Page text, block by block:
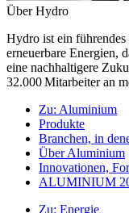
Über Hydro
Hydro ist ein
erneuerbare Energien,
eine nachhaltigere
32.000 Mitarbeiter an
Zu: Aluminium
Produkte
Branchen, in
Über Aluminium
Innovationen,
ALUMINIUM
Zu: Energie